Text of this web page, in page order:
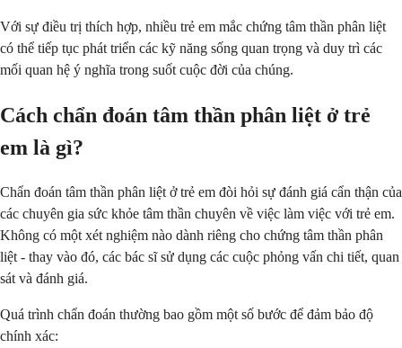
Với sự điều trị thích hợp, nhiều trẻ em mắc chứng tâm thần phân liệt
có thể tiếp tục phát triển các kỹ năng sống quan trọng và duy trì các
mối quan hệ ý nghĩa trong suốt cuộc đời của chúng.
Cách chẩn đoán tâm thần phân liệt ở trẻ
em là gì?
Chẩn đoán tâm thần phân liệt ở trẻ em đòi hỏi sự đánh giá cẩn thận của
các chuyên gia sức khỏe tâm thần chuyên về việc làm việc với trẻ em.
Không có một xét nghiệm nào dành riêng cho chứng tâm thần phân
liệt - thay vào đó, các bác sĩ sử dụng các cuộc phỏng vấn chi tiết, quan
sát và đánh giá.
Quá trình chẩn đoán thường bao gồm một số bước để đảm bảo độ
chính xác: